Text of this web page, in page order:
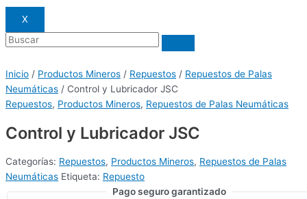
X
Inicio / Productos Mineros / Repuestos / Repuestos de Palas
Neumáticas / Control y Lubricador JSC
Repuestos, Productos Mineros, Repuestos de Palas Neumáticas
Control y Lubricador JSC
Categorías: Repuestos, Productos Mineros, Repuestos de Palas
Neumáticas Etiqueta: Repuesto
Pago seguro garantizado